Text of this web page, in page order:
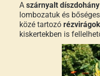
A szárnyalt díszdohány
lombozatuk és
közé tartozó rézvirágok
kiskertekben is